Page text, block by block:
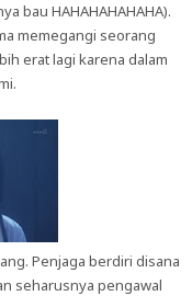
bau HAHAHAHAHAHA).
memegangi seorang
erat lagi karena dalam
Penjaga berdiri disana
seharusnya pengawal